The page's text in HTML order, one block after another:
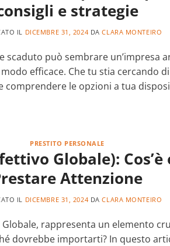
e strategie
IL DICEMBRE 31, 2024 DACLARA MONTEIRO
può sembrare un’impresa
efficace. Che tu stia cercando
comprendere le opzioni a tua
PRESTITO PERSONALE
Globale):
Attenzione
IL DICEMBRE 31, 2024 DACLARA MONTEIRO
Globale, rappresenta un elemento
dovrebbe importarti? In questo